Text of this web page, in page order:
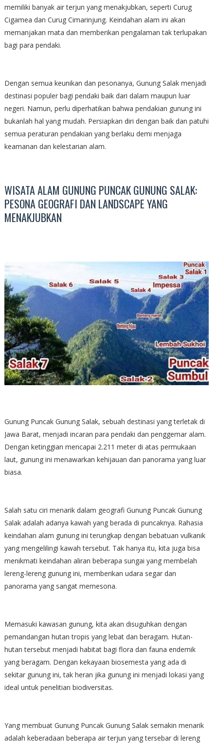
memiliki banyak air terjun yang menakjubkan, seperti Curug
Cigamea dan Curug Cimarinjung. Keindahan alam ini akan
memanjakan mata dan memberikan pengalaman tak terlupakan
bagi para pendaki.
Dengan semua keunikan dan pesonanya, Gunung Salak menjadi
destinasi populer bagi pendaki baik dari dalam maupun luar
negeri. Namun, perlu diperhatikan bahwa pendakian gunung ini
bukanlah hal yang mudah. Persiapkan diri dengan baik dan patuhi
semua peraturan pendakian yang berlaku demi menjaga
keamanan dan kelestarian alam.
WISATA ALAM GUNUNG PUNCAK GUNUNG SALAK:
PESONA GEOGRAFI DAN LANDSCAPE YANG
MENAKJUBKAN
Gunung Puncak Gunung Salak, sebuah destinasi yang terletak di
Jawa Barat, menjadi incaran para pendaki dan penggemar alam.
Dengan ketinggian mencapai 2.211 meter di atas permukaan
laut, gunung ini menawarkan kehijauan dan panorama yang luar
biasa.
Salah satu ciri menarik dalam geografi Gunung Puncak Gunung
Salak adalah adanya kawah yang berada di puncaknya. Rahasia
keindahan alam gunung ini terungkap dengan bebatuan vulkanik
yang mengelilingi kawah tersebut. Tak hanya itu, kita juga bisa
menikmati keindahan aliran beberapa sungai yang membelah
lereng-lereng gunung ini, memberikan udara segar dan
panorama yang sangat memesona.
Memasuki kawasan gunung, kita akan disuguhkan dengan
pemandangan hutan tropis yang lebat dan beragam. Hutan-
hutan tersebut menjadi habitat bagi flora dan fauna endemik
yang beragam. Dengan kekayaan biosemesta yang ada di
sekitar gunung ini, tak heran jika gunung ini menjadi lokasi yang
ideal untuk penelitian biodiversitas.
Yang membuat Gunung Puncak Gunung Salak semakin menarik
adalah keberadaan beberapa air terjun yang tersebar di lereng